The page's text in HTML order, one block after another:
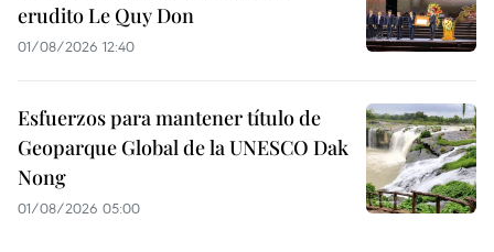
erudito Le Quy Don
01/08/2026 12:40
Esfuerzos para mantener título de
Geoparque Global de la UNESCO Dak
Nong
01/08/2026 05:00